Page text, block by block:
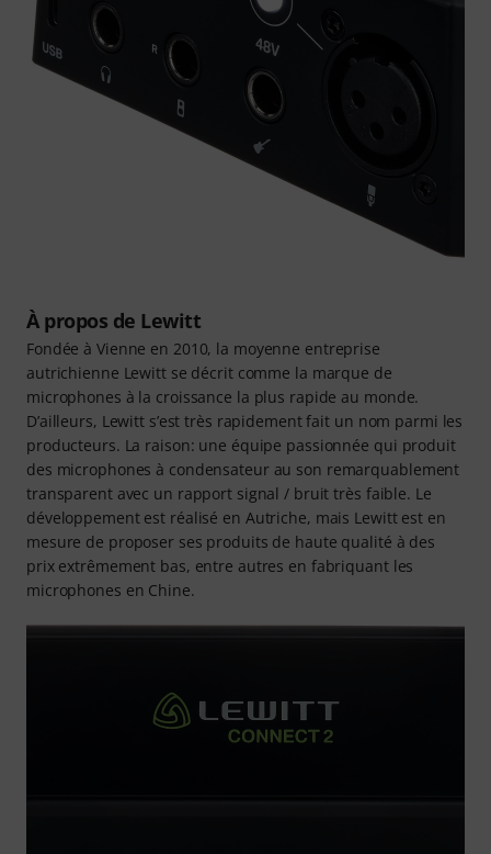
À propos de Lewitt
Fondée à Vienne en 2010, la moyenne entreprise
autrichienne Lewitt se décrit comme la marque de
microphones à la croissance la plus rapide au monde.
D’ailleurs, Lewitt s’est très rapidement fait un nom parmi les
producteurs. La raison: une équipe passionnée qui produit
des microphones à condensateur au son remarquablement
transparent avec un rapport signal / bruit très faible. Le
développement est réalisé en Autriche, mais Lewitt est en
mesure de proposer ses produits de haute qualité à des
prix extrêmement bas, entre autres en fabriquant les
microphones en Chine.